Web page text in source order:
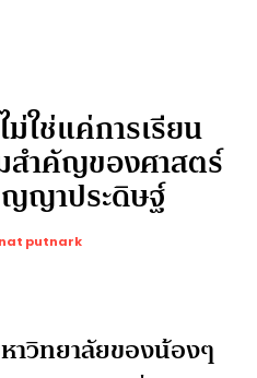
ใช่แค่การเรียน
สำคัญของศาสตร์
ญาประดิษฐ์
putnark
าวิทยาลัยของน้องๆ